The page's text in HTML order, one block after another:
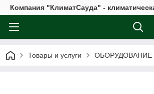
Компания "КлиматСауда" -
Товары и услуги ОБОРУДОВАНИЕ